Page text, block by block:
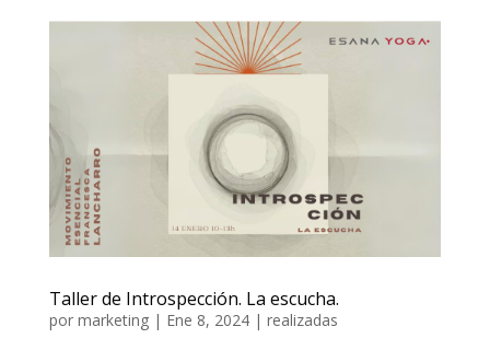
Taller de Introspección. La escucha.
por marketing| Ene 8, 2024| realizadas